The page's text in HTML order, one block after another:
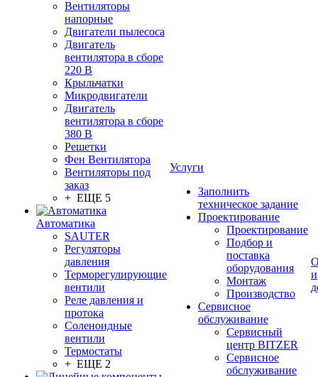
Вентиляторы
напорные
Двигатели пылесоса
Двигатель
вентилятора в сборе
220 В
Крыльчатки
Микродвигатели
Двигатель
вентилятора в сборе
380 В
Решетки
Фен Вентилятора
Вентиляторы под
заказ
+ ЕЩЕ 5
Автоматика
SAUTER
Регуляторы
давления
Терморегулирующие
вентили
Реле давления и
протока
Соленоидные
вентили
Термостаты
+ ЕЩЕ 2
Услуги
Заполнить
техническое задание
Проектирование
Проектирование
Подбор и
поставка
оборудования
Монтаж
Производство
Сервисное
обслуживание
Сервисный
центр BITZER
Сервисное
обслуживание
и